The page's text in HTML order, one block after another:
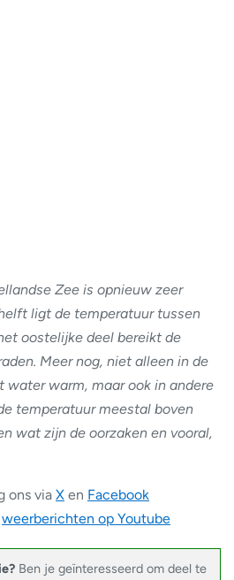
Zee is opnieuw zeer
ligt de temperatuur tussen
oostelijke deel bereikt de
Meer nog, niet alleen in de
water warm, maar ook in andere
temperatuur meestal boven
wat zijn de oorzaken en vooral,
ons via X en Facebook
weerberichten op Youtube
Ben je geïnteresseerd om deel te